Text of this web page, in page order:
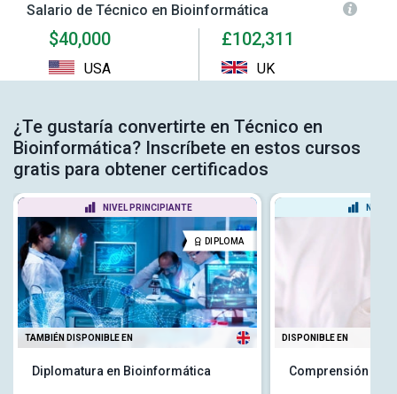
Salario de Técnico en Bioinformática
$40,000
USA
£102,311
UK
¿Te gustaría convertirte en Técnico en
Bioinformática? Inscríbete en estos cursos
gratis para obtener certificados
NIVEL PRINCIPIANTE
DIPLOMA
TAMBIÉN DISPONIBLE EN
Diplomatura en Bioinformática
NIVEL
DISPONIBLE EN
Comprensión de